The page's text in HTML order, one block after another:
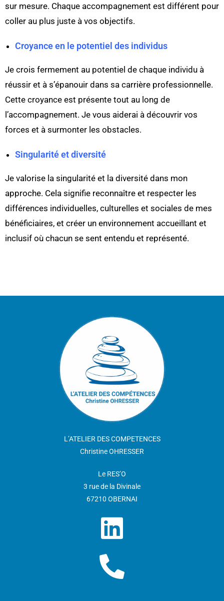
sur mesure. Chaque accompagnement est différent pour
coller au plus juste à vos objectifs.
Croyance en le potentiel des individus
Je crois fermement au potentiel de chaque individu à
réussir et à s’épanouir dans sa carrière professionnelle.
Cette croyance est présente tout au long de
l’accompagnement. Je vous aiderai à découvrir vos
forces et à surmonter les obstacles.
Singularité et diversité
Je valorise la singularité et la diversité dans mon
approche. Cela signifie reconnaître et respecter les
différences individuelles, culturelles et sociales de mes
bénéficiaires, et créer un environnement accueillant et
inclusif où chacun se sent entendu et représenté.
L’ATELIER DES COMPETENCES
Christine OHRESSER
Le RES’O
3 rue de la Divinale
67210 OBERNAI